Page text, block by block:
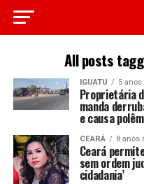
All posts
IGUATU 5 anos
Proprietária
manda
e causa
CEARÁ 8 anos
Ceará
sem ordem
cidadania’